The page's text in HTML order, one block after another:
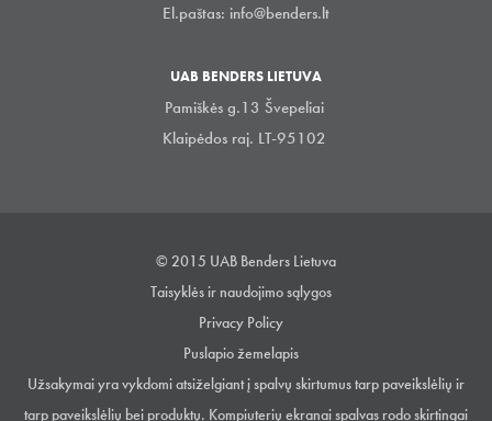
El.paštas: info@benders.lt
UAB BENDERS LIETUVA
Pamiškės g.13 Švepeliai
Klaipėdos raj. LT-95102
© 2015 UAB Benders Lietuva
Taisyklės ir naudojimo sąlygos
Privacy Policy
Puslapio žemelapis
Užsakymai yra vykdomi atsiželgiant į spalvų skirtumus tarp paveikslėlių ir
tarp paveikslėlių bei produktų. Kompiuterių ekranai spalvas rodo skirtingai